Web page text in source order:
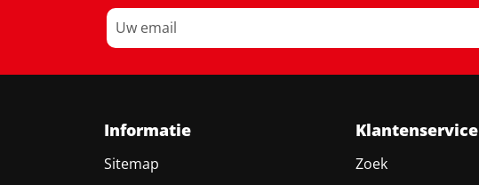
Informatie
Sitemap
Klantenservice
Zoek